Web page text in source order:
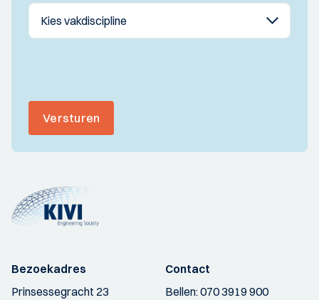
Versturen
Bezoekadres
Prinsessegracht 23
Contact
Bellen:070 3919 900